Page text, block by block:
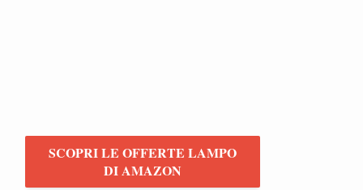
SCOPRI LE OFFERTE LAMPO
DI AMAZON